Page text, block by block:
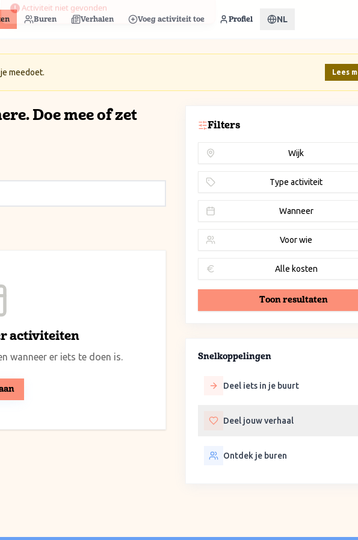
Buren Verhalen Voeg activiteit toe Profiel NL
meedoet. Lees
Doe mee of zet
activiteiten
wanneer er iets te doen is.
Filters
Wijk
Type activiteit
Wanneer
Voor wie
Alle kosten
Toon resultaten
Snelkoppelingen
Deel iets in je buurt
Deel jouw verhaal
Ontdek je buren